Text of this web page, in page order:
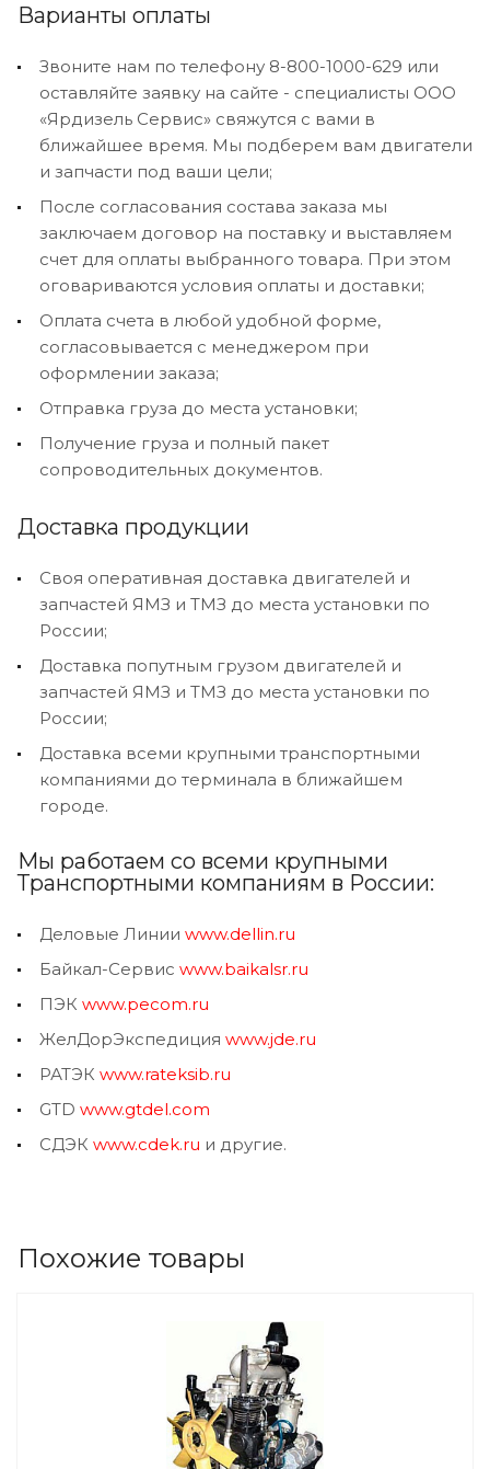
Варианты оплаты
Звоните нам по телефону 8-800-1000-629 или
оставляйте заявку на сайте - специалисты ООО
«Ярдизель Сервис» свяжутся с вами в
ближайшее время. Мы подберем вам двигатели
и запчасти под ваши цели;
После согласования состава заказа мы
заключаем договор на поставку и выставляем
счет для оплаты выбранного товара. При этом
оговариваются условия оплаты и доставки;
Оплата счета в любой удобной форме,
согласовывается с менеджером при
оформлении заказа;
Отправка груза до места установки;
Получение груза и полный пакет
сопроводительных документов.
Доставка продукции
Своя оперативная доставка двигателей и
запчастей ЯМЗ и ТМЗ до места установки по
России;
Доставка попутным грузом двигателей и
запчастей ЯМЗ и ТМЗ до места установки по
России;
Доставка всеми крупными транспортными
компаниями до терминала в ближайшем
городе.
Мы работаем со всеми крупными
Транспортными компаниям в России:
Деловые Линии www.dellin.ru
Байкал-Сервис www.baikalsr.ru
ПЭК www.pecom.ru
ЖелДорЭкспедиция www.jde.ru
РАТЭК www.rateksib.ru
GTD www.gtdel.com
СДЭК www.cdek.ru и другие.
Похожие товары